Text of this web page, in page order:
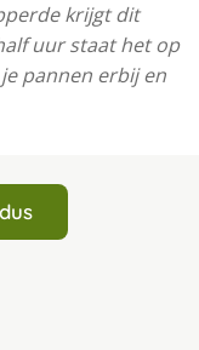
krijgt dit
uur staat het op
pannen erbij en